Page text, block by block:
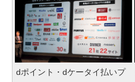
dポイント・dケータイ払いプ